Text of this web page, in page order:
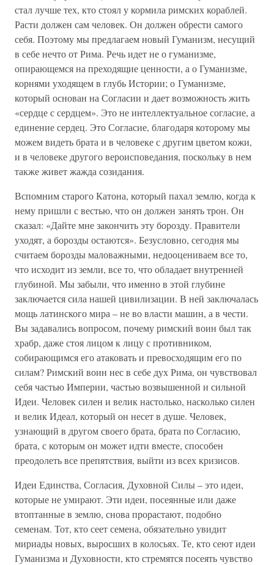
стал лучше тех, кто стоял у кормила римских кораблей.
Расти должен сам человек. Он должен обрести самого
себя. Поэтому мы предлагаем новый Гуманизм, несущий
в себе нечто от Рима. Речь идет не о гуманизме,
опирающемся на преходящие ценности, а о Гуманизме,
корнями уходящем в глубь Истории; о Гуманизме,
который основан на Согласии и дает возможность жить
«сердце с сердцем». Это не интеллектуальное согласие, а
единение сердец. Это Согласие, благодаря которому мы
можем видеть брата и в человеке с другим цветом кожи,
и в человеке другого вероисповедания, поскольку в нем
также живет жажда созидания.
Вспомним старого Катона, который пахал землю, когда к
нему пришли с вестью, что он должен занять трон. Он
сказал: «Дайте мне закончить эту борозду. Правители
уходят, а борозды остаются». Безусловно, сегодня мы
считаем борозды маловажными, недооцениваем все то,
что исходит из земли, все то, что обладает внутренней
глубиной. Мы забыли, что именно в этой глубине
заключается сила нашей цивилизации. В ней заключалась
мощь латинского мира – не во власти машин, а в чести.
Вы задавались вопросом, почему римский воин был так
храбр, даже стоя лицом к лицу с противником,
собирающимся его атаковать и превосходящим его по
силам? Римский воин нес в себе дух Рима, он чувствовал
себя частью Империи, частью возвышенной и сильной
Идеи. Человек силен и велик настолько, насколько силен
и велик Идеал, который он несет в душе. Человек,
узнающий в другом своего брата, брата по Согласию,
брата, с которым он может идти вместе, способен
преодолеть все препятствия, выйти из всех кризисов.
Идеи Единства, Согласия, Духовной Силы – это идеи,
которые не умирают. Эти идеи, посеянные или даже
втоптанные в землю, снова прорастают, подобно
семенам. Тот, кто сеет семена, обязательно увидит
мириады новых, выросших в колосьях. Те, кто сеют идеи
Гуманизма и Духовности, кто стремятся посеять чувство